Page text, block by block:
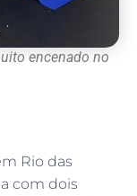
encenado no
Rio das
com dois